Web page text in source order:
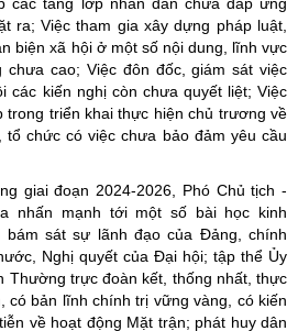
ra; Việc tham gia xây dựng pháp luật,
biện xã hội ở một số nội dung, lĩnh vực
chưa cao; Việc đôn đốc, giám sát việc
các kiến nghị còn chưa quyết liệt; Việc
trong triển khai thực hiện chủ trương về
tổ chức có việc chưa bảo đảm yêu cầu
giai đoạn 2024-2026, Phó Chủ tịch -
nhấn mạnh tới một số bài học kinh
bám sát sự lãnh đạo của Đảng, chính
Nghị quyết của Đại hội; tập thể Ủy
Thường trực đoàn kết, thống nhất, thực
có bản lĩnh chính trị vững vàng, có kiến
về hoạt động Mặt trận; phát huy dân